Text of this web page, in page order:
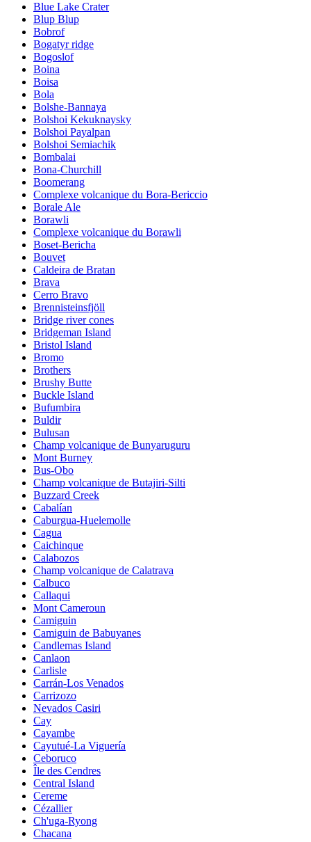
Blue Lake Crater
Blup Blup
Bobrof
Bogatyr ridge
Bogoslof
Boina
Boisa
Bola
Bolshe-Bannaya
Bolshoi Kekuknaysky
Bolshoi Payalpan
Bolshoi Semiachik
Bombalai
Bona-Churchill
Boomerang
Complexe volcanique du Bora-Bericcio
Borale Ale
Borawli
Complexe volcanique du Borawli
Boset-Bericha
Bouvet
Caldeira de Bratan
Brava
Cerro Bravo
Brennisteinsfjöll
Bridge river cones
Bridgeman Island
Bristol Island
Bromo
Brothers
Brushy Butte
Buckle Island
Bufumbira
Buldir
Bulusan
Champ volcanique de Bunyaruguru
Mont Burney
Bus-Obo
Champ volcanique de Butajiri-Silti
Buzzard Creek
Cabalían
Caburgua-Huelemolle
Cagua
Caichinque
Calabozos
Champ volcanique de Calatrava
Calbuco
Callaqui
Mont Cameroun
Camiguin
Camiguin de Babuyanes
Candlemas Island
Canlaon
Carlisle
Carrán-Los Venados
Carrizozo
Nevados Casiri
Cay
Cayambe
Cayutué-La Viguería
Ceboruco
Île des Cendres
Central Island
Cereme
Cézallier
Ch'uga-Ryong
Chacana